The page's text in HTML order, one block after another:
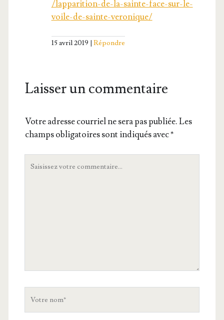
/lapparition-de-la-sainte-face-sur-le-
voile-de-sainte-veronique/
15 avril 2019 Répondre
Laisser un commentaire
Votre adresse courriel ne sera pas publiée.Les
champs obligatoires sont indiqués avec*